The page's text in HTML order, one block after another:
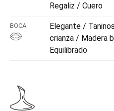
Regaliz / Cuero
BOCA
Elegante /
crianza / Madera
Equilibrado